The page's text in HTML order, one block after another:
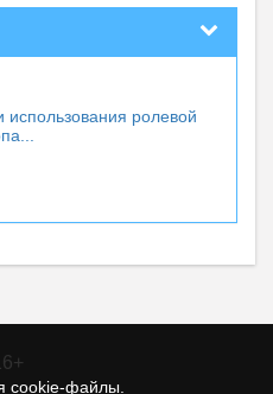
cookie-файлы.
использования ролевой